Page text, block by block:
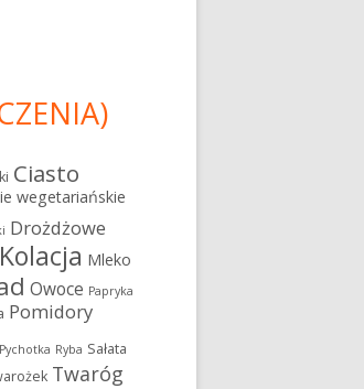
Ciasto
wegetariańskie
Drożdżowe
Kolacja Mleko
Owoce Papryka
Pomidory
Pychotka Ryba Sałata
Twaróg